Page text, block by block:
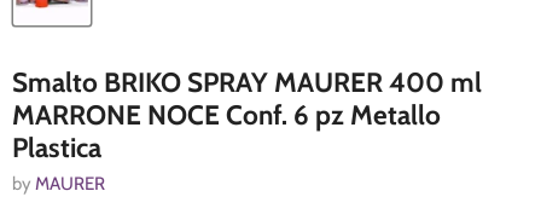
Smalto BRIKO SPRAY MAURER 400 ml
MARRONE NOCE Conf. 6 pz Metallo
Plastica
by MAURER